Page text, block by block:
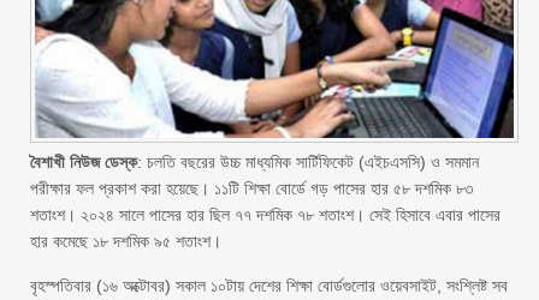
বৈশাখী নিউজ ডেস্ক: চলতি বছরের উচ্চ মাধ্যমিক সার্টিফিকেট (এইচএসসি) ও সমমান
পরীক্ষার ফল প্রকাশ করা হয়েছে। ১১টি শিক্ষা বোর্ডে গড় পাসের হার ৫৮ দশমিক ৮৩
শতাংশ। ২০২৪ সালে পাসের হার ছিল ৭৭ দশমিক ৭৮ শতাংশ। সেই হিসাবে এবার পাসের
হার কমেছে ১৮ দশমিক ৯৫ শতাংশ।
বৃহস্পতিবার (১৬ অক্টোবর) সকাল ১০টায় দেশের শিক্ষা বোর্ডগুলোর ওয়েবসাইট, সংশ্লিষ্ট সব